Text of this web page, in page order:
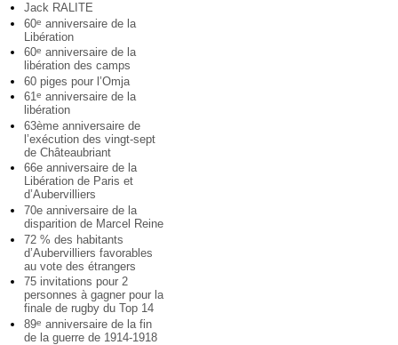
Jack RALITE
60e anniversaire de la
Libération
60e anniversaire de la
libération des camps
60 piges pour l’Omja
61e anniversaire de la
libération
63ème anniversaire de
l’exécution des vingt-sept
de Châteaubriant
66e anniversaire de la
Libération de Paris et
d’Aubervilliers
70e anniversaire de la
disparition de Marcel Reine
72 % des habitants
d’Aubervilliers favorables
au vote des étrangers
75 invitations pour 2
personnes à gagner pour la
finale de rugby du Top 14
89e anniversaire de la fin
de la guerre de 1914-1918